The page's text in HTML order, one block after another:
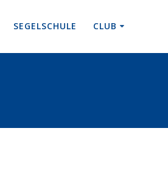
SEGELSCHULE CLUB